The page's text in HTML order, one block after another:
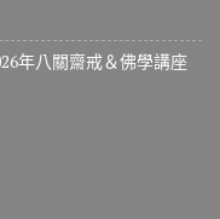
年八關齋戒＆佛學講座